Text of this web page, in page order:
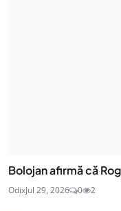
Bolojan afirmă că
OdixJul 29, 2026 0 2